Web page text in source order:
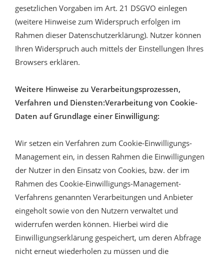
gesetzlichen Vorgaben im Art. 21 DSGVO einlegen
(weitere Hinweise zum Widerspruch erfolgen im
Rahmen dieser Datenschutzerklärung). Nutzer können
Ihren Widerspruch auch mittels der Einstellungen Ihres
Browsers erklären.
Weitere Hinweise zu Verarbeitungsprozessen,
Verfahren und Diensten:Verarbeitung von Cookie-
Daten auf Grundlage einer Einwilligung:
Wir setzen ein Verfahren zum Cookie-Einwilligungs-
Management ein, in dessen Rahmen die Einwilligungen
der Nutzer in den Einsatz von Cookies, bzw. der im
Rahmen des Cookie-Einwilligungs-Management-
Verfahrens genannten Verarbeitungen und Anbieter
eingeholt sowie von den Nutzern verwaltet und
widerrufen werden können. Hierbei wird die
Einwilligungserklärung gespeichert, um deren Abfrage
nicht erneut wiederholen zu müssen und die